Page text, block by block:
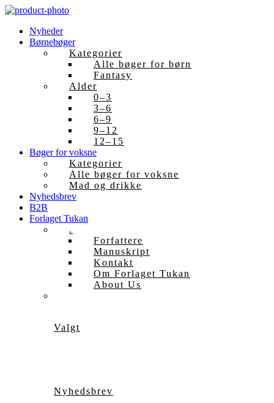
Skip
contentNyheder
Børnebøger
Kategorier
Alle bøger for børn
Fantasy
Alder
0–3
3–6
6–9
9–12
12–15
Bøger for voksne
Kategorier
Alle bøger for voksne
Mad og drikke
Nyhedsbrev
B2B
Forlaget Tukan
.
Forfattere
Manuskript
Kontakt
Om Forlaget Tukan
About Us
Valgt
Nyhedsbrev